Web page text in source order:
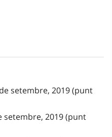
setembre, 2019 (punt
setembre, 2019 (punt